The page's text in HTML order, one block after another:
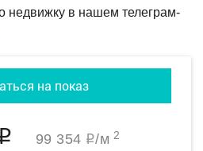
недвижку в нашем телеграм-
на показ
99 354 q/м2